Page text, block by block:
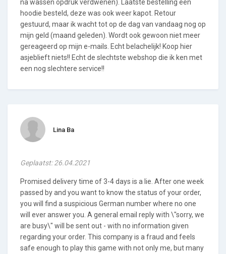
na wassen opdruk verdwenen). Laatste bestelling een
hoodie besteld, deze was ook weer kapot. Retour
gestuurd, maar ik wacht tot op de dag van vandaag nog op
mijn geld (maand geleden). Wordt ook gewoon niet meer
gereageerd op mijn e-mails. Echt belachelijk! Koop hier
asjeblieft niets!! Echt de slechtste webshop die ik ken met
een nog slechtere service!!
Lina Ba
Geplaatst: 26.04.2021
Promised delivery time of 3-4 days is a lie. After one week
passed by and you want to know the status of your order,
you will find a suspicious German number where no one
will ever answer you. A general email reply with \"sorry, we
are busy\" will be sent out - with no information given
regarding your order. This company is a fraud and feels
safe enough to play this game with not only me, but many